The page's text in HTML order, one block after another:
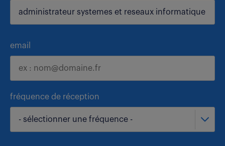
email
fréquence de réception
- sélectionner une fréquence -